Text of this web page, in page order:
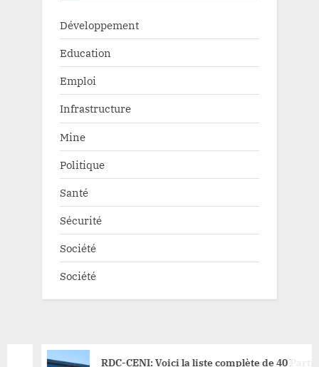
Développement
Education
Emploi
Infrastructure
Mine
Politique
Santé
Sécurité
Société
Société
RDC-CENI: Voici la liste complète de 40 Partis